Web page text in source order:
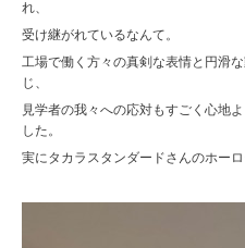
れ、
受け継がれているなんて。
工場で働く方々の真剣な表情と円滑
じ、
見学者の我々への応対もすごく心地
した。
実にタカラスタンダードさんのホーロ